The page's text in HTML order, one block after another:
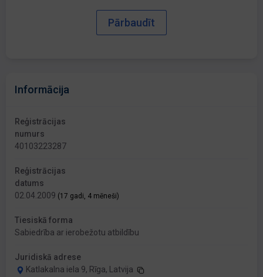
Pārbaudīt
Informācija
Reģistrācijas
numurs
40103223287
Reģistrācijas
datums
02.04.2009 (17 gadi, 4 mēneši)
Tiesiskā forma
Sabiedrība ar ierobežotu atbildību
Juridiskā adrese
Katlakalna iela 9, Rīga, Latvija